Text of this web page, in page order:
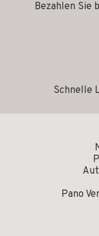
Bezahlen Sie
Schnelle
Pano